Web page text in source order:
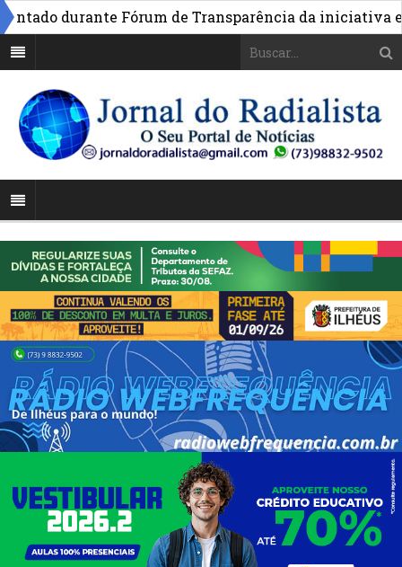
durante Fórum de Transparência da iniciativa em